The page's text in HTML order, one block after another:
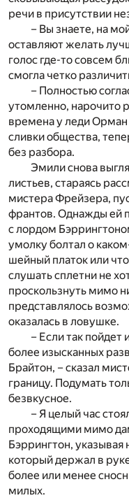
речи в присутствии
– Вы знаете, на
оставляют желать
голос где-то совсем
смогла четко
– Полностью
утомленно, нарочито
времена у леди Орман
сливки общества,
без разбора.
Эмили снова
листьев, стараясь
мистера Фрейзера,
франтов. Однажды ей
с лордом
умолку болтал о
шейный платок или
слушать сплетни не
проскользнуть мимо
представлялось
оказалась в ловушке.
– Если так пойдет
более изысканных
Брайтон, – сказал
границу. Подумать
безвкусное.
– Я целый час
проходящими мимо
Бэррингтон, указывая
который держал в
более или менее
милых.